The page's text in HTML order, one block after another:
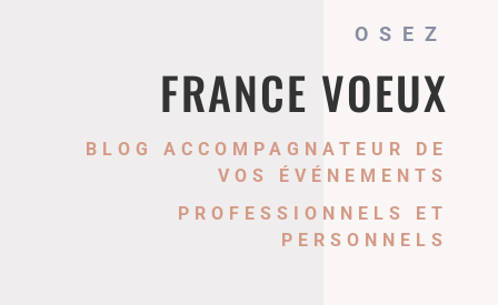
OSEZ
FRANCE VOEUX
BLOG ACCOMPAGNATEUR DE
VOS ÉVÉNEMENTS
PROFESSIONNELS ET
PERSONNELS